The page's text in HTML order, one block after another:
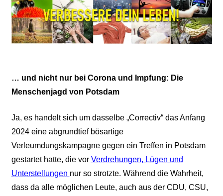
… und nicht nur bei Corona und Impfung: Die
Menschenjagd von Potsdam
Ja, es handelt sich um dasselbe „Correctiv“ das Anfang
2024 eine abgrundtief bösartige
Verleumdungskampagne gegen ein Treffen in Potsdam
gestartet hatte, die vor Verdrehungen, Lügen und
Unterstellungen nur so strotzte. Während die Wahrheit,
dass da alle möglichen Leute, auch aus der CDU, CSU,